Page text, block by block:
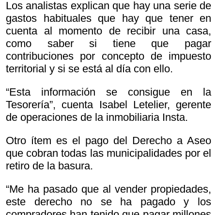
Los analistas explican que hay una serie de
gastos habituales que hay que tener en
cuenta al momento de recibir una casa,
como saber si tiene que pagar
contribuciones por concepto de impuesto
territorial y si se está al día con ello.
“Esta información se consigue en la
Tesorería”, cuenta Isabel Letelier, gerente
de operaciones de la inmobiliaria Insta.
Otro ítem es el pago del Derecho a Aseo
que cobran todas las municipalidades por el
retiro de la basura.
“Me ha pasado que al vender propiedades,
este derecho no se ha pagado y los